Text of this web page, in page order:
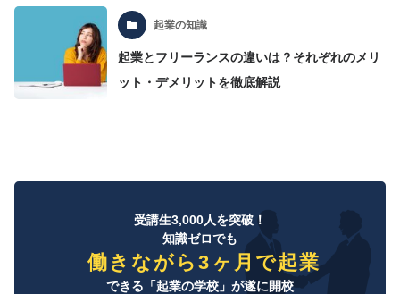
起業の知識
起業とフリーランスの違いは？それぞれのメリ
ット・デメリットを徹底解説
受講生3,000人を突破！
知識ゼロでも
働きながら3ヶ月で起業
できる「起業の学校」が遂に開校